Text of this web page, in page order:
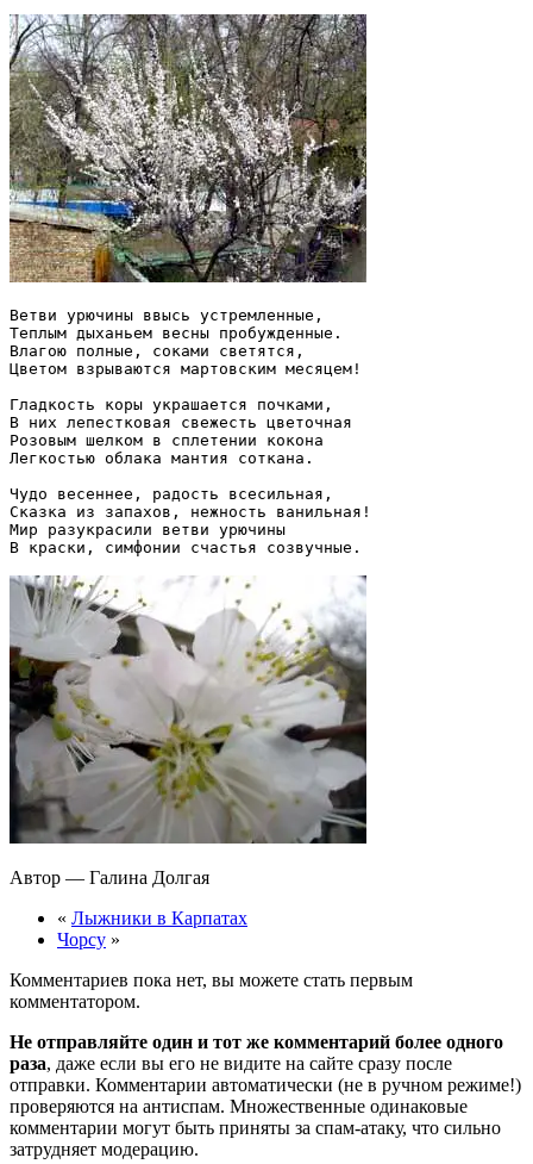
Ветви урючины ввысь устремленные,
Теплым дыханьем весны пробужденные.
Влагою полные, соками светятся,
Цветом взрываются мартовским месяцем!
Гладкость коры украшается почками,
В них лепестковая свежесть цветочная
Розовым шелком в сплетении кокона
Легкостью облака мантия соткана.
Чудо весеннее, радость всесильная,
Сказка из запахов, нежность ванильная!
Мир разукрасили ветви урючины
Автор — Галина Долгая
« Лыжники в Карпатах
Чорсу »
Комментариев пока нет, вы можете стать первым
комментатором.
Не отправляйте один и тот же комментарий более одного
раза, даже если вы его не видите на сайте сразу после
отправки. Комментарии автоматически (не в ручном режиме!)
проверяются на антиспам. Множественные одинаковые
комментарии могут быть приняты за спам-атаку, что сильно
затрудняет модерацию.